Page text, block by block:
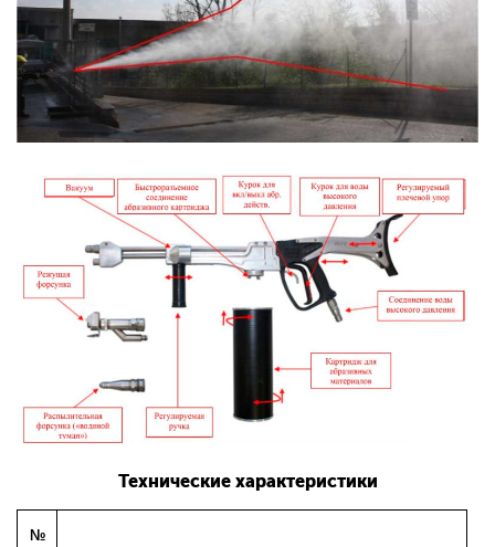
Технические характеристики
№